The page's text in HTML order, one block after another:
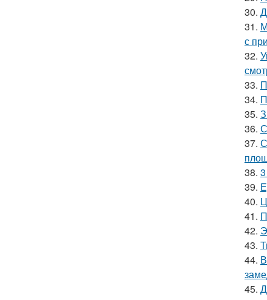
30.
31.
с
32.
33.
34.
35.
36.
37.
38.
39.
40.
41.
42.
43.
44.
45.